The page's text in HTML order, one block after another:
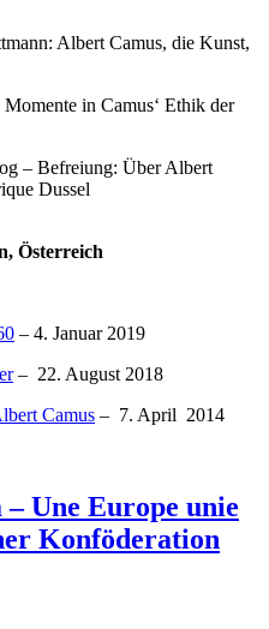
Albert Camus, die Kunst,
in Camus‘ Ethik der
– Befreiung: Über Albert
Dussel
Österreich
– 4. Januar 2019
– 22. August 2018
Camus – 7. April 2014
Une Europe unie
Konföderation